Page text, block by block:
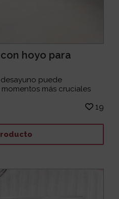
hoyo para
puede
más cruciales
19